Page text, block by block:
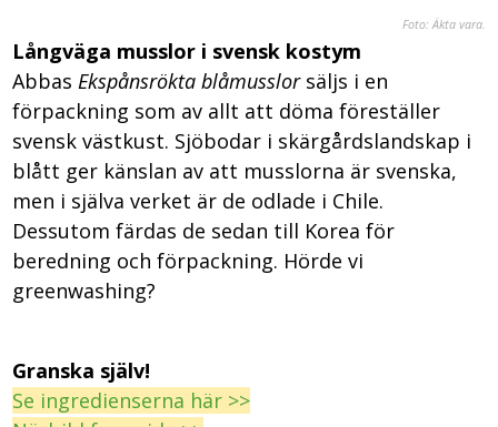
Foto: Äkta vara.
Långväga musslor i svensk kostym
AbbasEkspånsrökta blåmusslor säljs i en
förpackning som av allt att döma föreställer
svensk västkust. Sjöbodar i skärgårdslandskap i
blått ger känslan av att musslorna är svenska,
men i själva verket är de odlade i Chile.
Dessutom färdas de sedan till Korea för
beredning och förpackning. Hörde vi
greenwashing?
Granska själv!
Se ingredienserna här >>